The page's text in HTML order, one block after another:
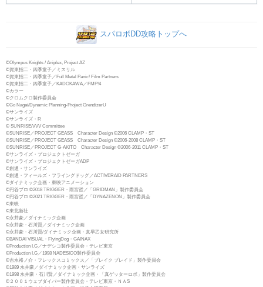
スパロボDD攻略トップへ
©Olympus Knights / Aniplex, Project AZ
©賀東招二・四季童子／ミスリル
©賀東招二・四季童子／Full Metal Panic! Film Partners
©賀東招二・四季童子／KADOKAWA／FMP!4
©カラー
©クロムクロ製作委員会
©Go Nagai/Dynamic Planning-Project GrendizerU
©サンライズ
©サンライズ・R
© SUNRISE/VVV Committee
©SUNRISE／PROJECT GEASS Character Design ©2006 CLAMP・ST
©SUNRISE／PROJECT GEASS Character Design ©2006-2008 CLAMP・ST
©SUNRISE／PROJECT G-AKITO Character Design ©2006-2011 CLAMP・ST
©サンライズ・プロジェクトゼーガ
©サンライズ・プロジェクトゼーガADP
©創通・サンライズ
©創通・フィールズ・フライングドッグ／ACTIVERAID PARTNERS
©ダイナミック企画・東映アニメーション
©円谷プロ ©2018 TRIGGER・雨宮哲／「GRIDMAN」製作委員会
©円谷プロ ©2021 TRIGGER・雨宮哲／「DYNAZENON」製作委員会
©東映
©東北新社
©永井豪／ダイナミック企画
©永井豪・石川賢／ダイナミック企画
©永井豪・石川賢/ダイナミック企画・真早乙女研究所
©BANDAI VISUAL・FlyingDog・GAINAX
©Production I.G／ナデシコ製作委員会・テレビ東京
©Production I.G／1998 NADESICO製作委員会
©吉永裕ノ介・フレックスコミックス／「ブレイク ブレイド」製作委員会
©1989 永井豪／ダイナミック企画・サンライズ
©1998 永井豪・石川賢／ダイナミック企画・「真ゲッターロボ」製作委員会
©２００１ウェブダイバー製作委員会・テレビ東京・ＮＡS